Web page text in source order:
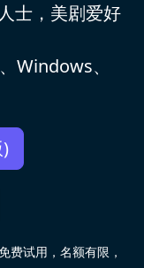
士，美剧爱好
Windows、
费试用，名额有限，